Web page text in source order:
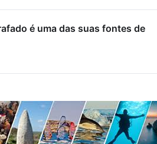
é uma das suas fontes de